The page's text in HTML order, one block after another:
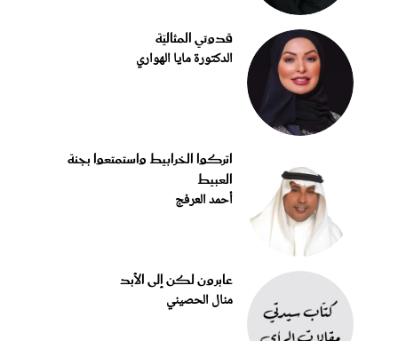
قدوتي المثاليّة
الدكتورة مايا الهواري
اتركوا الخرابيط واستمتعوا بجنة
العبيط
أحمد العرفج
عابرون لكن إلى الأبد
منال الحصيني